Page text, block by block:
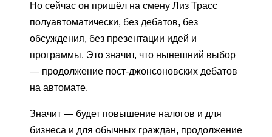
Но сейчас он пришёл на смену Лиз Трасс
полуавтоматически, без дебатов, без
обсуждения, без презентации идей и
программы. Это значит, что нынешний выбор
— продолжение пост-джонсоновских дебатов
на автомате.
Значит — будет повышение налогов и для
бизнеса и для обычных граждан, продолжение